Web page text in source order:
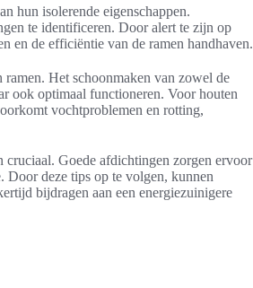
hun isolerende eigenschappen.
te identificeren. Door alert te zijn op
en de efficiëntie van de ramen handhaven.
Het schoonmaken van zowel de
ook optimaal functioneren. Voor houten
vochtproblemen en rotting,
cruciaal. Goede afdichtingen zorgen ervoor
Door deze tips op te volgen, kunnen
bijdragen aan een energiezuinigere